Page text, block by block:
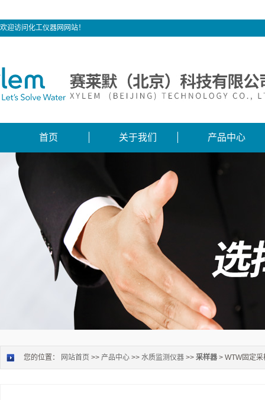
欢迎访问化工仪器网网站！
首页 关于我们 产品中心
您的位置： 网站首页 >> 产品中心 >> 水质监测仪器 >> 采样器 > WTW固定采